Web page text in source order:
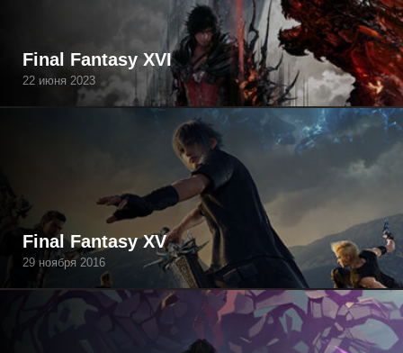
Final Fantasy XVI
22 июня 2023
Final Fantasy XV
29 ноября 2016